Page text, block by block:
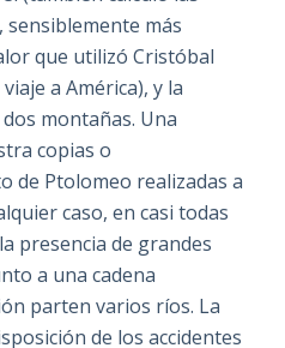
más
que utilizó Cristóbal
a América), y la
montañas. Una
copias o
de Ptolomeo realizadas a
caso, en casi todas
presencia de grandes
a una cadena
parten varios ríos. La
de los accidentes